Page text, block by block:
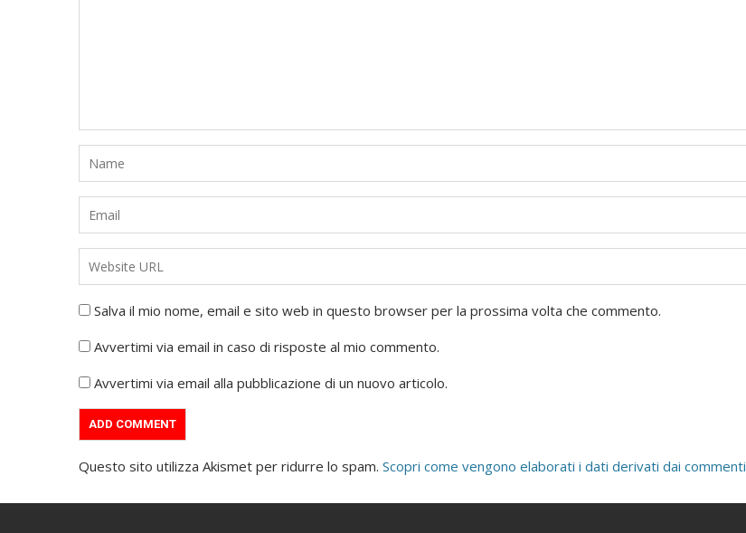
Salva il mio nome, email e sito web in questo browser per la prossima volta che commento.
Avvertimi via email in caso di risposte al mio commento.
Avvertimi via email alla pubblicazione di un nuovo articolo.
Questo sito utilizza Akismet per ridurre lo spam. Scopri come vengono elaborati i dati derivati dai commenti